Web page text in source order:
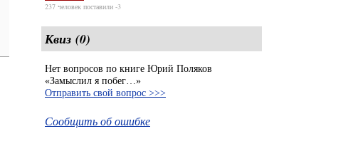
237 человек поставили -3
Квиз (0)
Нет вопросов по книге Юрий Поляков
«Замыслил я побег…»
Отправить свой вопрос >>>
Сообщить об ошибке